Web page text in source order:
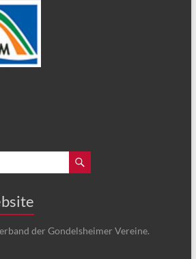
der Gondelsheimer Vereine.